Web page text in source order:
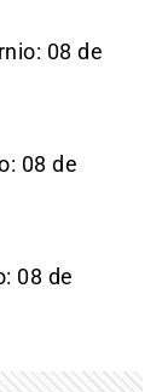
08 de
08 de
08 de